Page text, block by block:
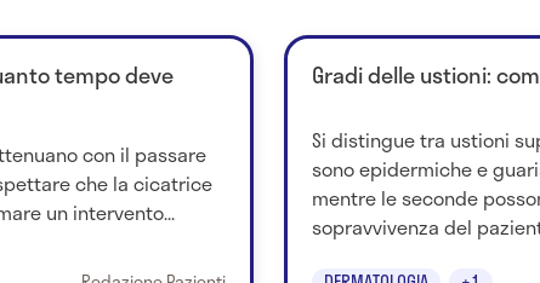
tempo deve
con il passare
che la cicatrice
un intervento...
Gradi delle ustioni:
Si distingue tra ustioni
sono epidermiche e
mentre le seconde
sopravvivenza del